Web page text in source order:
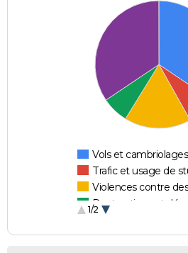
Vols et cambriolages
Trafic et usage de
Violences contre
Destructions et
1/2